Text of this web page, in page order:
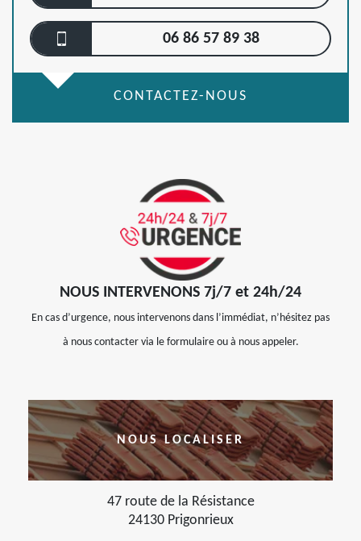
06 86 57 89 38
CONTACTEZ-NOUS
NOUS INTERVENONS 7j/7 et 24h/24
En cas d’urgence, nous intervenons dans l’immédiat, n’hésitez pas
à nous contacter via le formulaire ou à nous appeler.
NOUS LOCALISER
47 route de la Résistance
24130 Prigonrieux